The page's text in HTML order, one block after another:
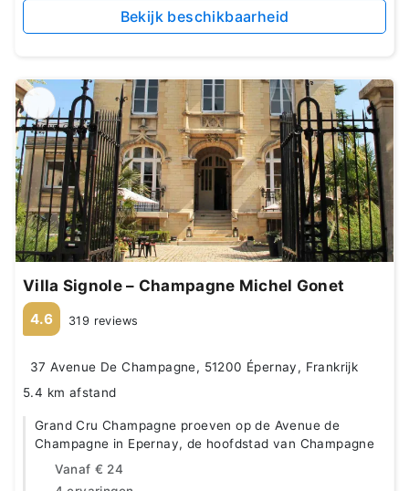
Bekijk beschikbaarheid
Villa Signole – Champagne Michel Gonet
4.6 319 reviews
37 Avenue De Champagne, 51200 Épernay, Frankrijk
5.4 km afstand
Grand Cru Champagne proeven op de Avenue de
Champagne in Epernay, de hoofdstad van Champagne
Vanaf € 24